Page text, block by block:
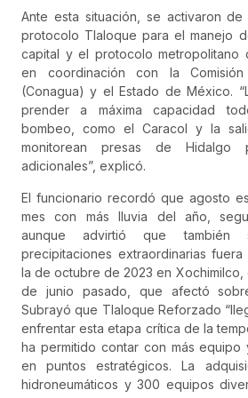
Ante esta situación, se activaron de
protocolo Tlaloque para el manejo
capital y el protocolo metropolitano
en coordinación con la
(Conagua) y el Estado de México.
prender a máxima capacidad
bombeo, como el Caracol y la
monitorean presas de Hidalgo
adicionales”, explicó.
El funcionario recordó que agosto
mes con más lluvia del año,
aunque advirtió que también
precipitaciones extraordinarias
la de octubre de 2023 en Xochimilco,
de junio pasado, que afectó
Subrayó que Tlaloque Reforzado
enfrentar esta etapa crítica de la
ha permitido contar con más equipo
en puntos estratégicos. La
hidroneumáticos y 300 equipos